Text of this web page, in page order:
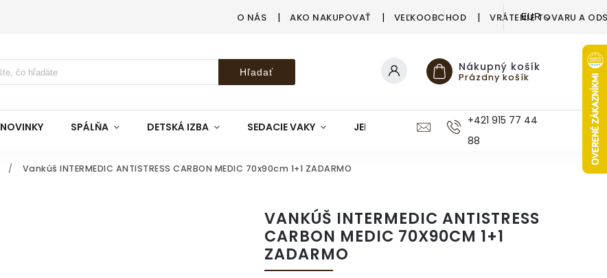
O NÁS AKO NAKUPOVAŤ VEĽKOOBCHOD VRÁTENIE TOVARU A
EUR
Hľadať Nákupný košík
Prázdny košík
NOVINKY SPÁLŇA DETSKÁ IZBA SEDACIE VAKY JEDÁLEŇ KUCHYŇA KÚPEĽŇA
+421 915 77 44
88
/ Vankúš INTERMEDIC ANTISTRESS CARBON MEDIC 70x90cm 1+1 ZADARMO
VANKÚŠ INTERMEDIC ANTISTRESS
CARBON MEDIC 70X90CM 1+1
ZADARMO